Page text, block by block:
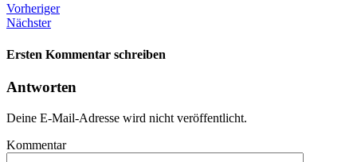
Vorheriger
Nächster
Ersten Kommentar schreiben
Antworten
Deine E-Mail-Adresse wird nicht veröffentlicht.
Kommentar